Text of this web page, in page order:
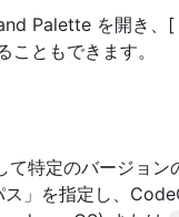
Palette を開き、[
こともできます。
て特定のバージョ
」を指定し、